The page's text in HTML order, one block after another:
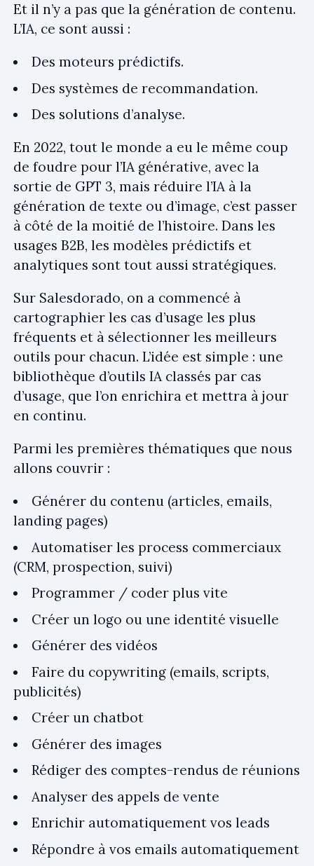
Et il n’y a pas que la génération de contenu.
L’IA, ce sont aussi :
Des moteurs prédictifs.
Des systèmes de recommandation.
Des solutions d’analyse.
En 2022, tout le monde a eu le même coup
de foudre pour l’IA générative, avec la
sortie de GPT 3, mais réduire l’IA à la
génération de texte ou d’image, c’est passer
à côté de la moitié de l’histoire. Dans les
usages B2B, les modèles prédictifs et
analytiques sont tout aussi stratégiques.
Sur Salesdorado, on a commencé à
cartographier les cas d’usage les plus
fréquents et à sélectionner les meilleurs
outils pour chacun. L’idée est simple : une
bibliothèque d’outils IA classés par cas
d’usage, que l’on enrichira et mettra à jour
en continu.
Parmi les premières thématiques que nous
allons couvrir :
Générer du contenu (articles, emails,
landing pages)
Automatiser les process commerciaux
(CRM, prospection, suivi)
Programmer / coder plus vite
Créer un logo ou une identité visuelle
Générer des vidéos
Faire du copywriting (emails, scripts,
publicités)
Créer un chatbot
Générer des images
Rédiger des comptes-rendus de réunions
Analyser des appels de vente
Enrichir automatiquement vos leads
Répondre à vos emails automatiquement